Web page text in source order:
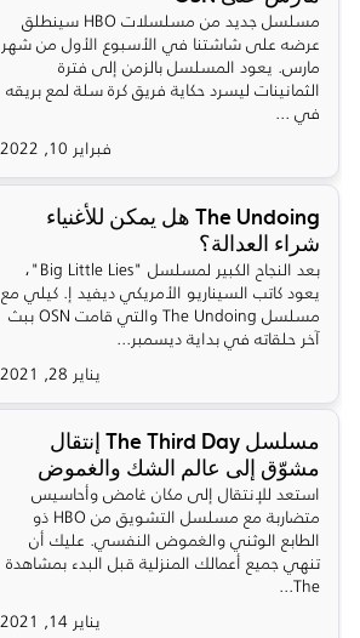
مسلسل جديد من مسلسلات HBO سينطلق
عرضه على شاشتنا في الأسبوع الأول من شهر
مارس. يعود المسلسل بالزمن إلى فترة
الثمانينات ليسرد حكاية فريق كرة سلة لمع بريقه
في ...
فبراير 10, 2022
The Undoing هل يمكن للأغنياء
شراء العدالة؟
بعد النجاح الكبير لمسلسل "Big Little Lies"،
يعود كاتب السيناريو الأمريكي ديفيد إ. كيلي مع
مسلسل The Undoing والتي قامت OSN ببث
آخر حلقاته في بداية ديسمبر...
يناير 28, 2021
مسلسل The Third Day إنتقال
مشوّق إلى عالم الشك والغموض
استعد للإنتقال إلى مكان غامض وأحاسيس
متضاربة مع مسلسل التشويق من HBO ذو
الطابع الوثني والغموض النفسي. عليك أن
تنهي جميع أعمالك المنزلية قبل البدء بمشاهدة
The...
يناير 14, 2021